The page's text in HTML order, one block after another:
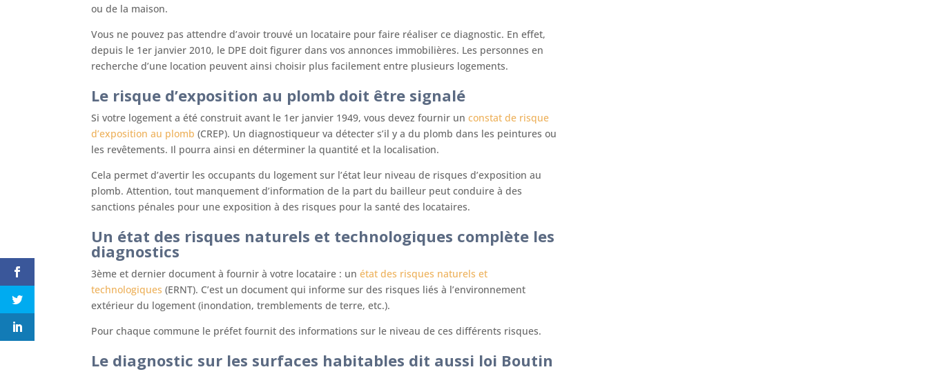
ou de la maison.
Vous ne pouvez pas attendre d’avoir trouvé un locataire pour faire réaliser ce diagnostic. En effet,
depuis le 1er janvier 2010, le DPE doit figurer dans vos annonces immobilières. Les personnes en
recherche d’une location peuvent ainsi choisir plus facilement entre plusieurs logements.
Le risque d’exposition au plomb doit être signalé
Si votre logement a été construit avant le 1er janvier 1949, vous devez fournir un constat de risque
d’exposition au plomb (CREP). Un diagnostiqueur va détecter s’il y a du plomb dans les peintures ou
les revêtements. Il pourra ainsi en déterminer la quantité et la localisation.
Cela permet d’avertir les occupants du logement sur l’état leur niveau de risques d’exposition au
plomb. Attention, tout manquement d’information de la part du bailleur peut conduire à des
sanctions pénales pour une exposition à des risques pour la santé des locataires.
Un état des risques naturels et technologiques complète les
diagnostics
3ème et dernier document à fournir à votre locataire : un état des risques naturels et
technologiques (ERNT). C’est un document qui informe sur des risques liés à l’environnement
extérieur du logement (inondation, tremblements de terre, etc.).
Pour chaque commune le préfet fournit des informations sur le niveau de ces différents risques.
Le diagnostic sur les surfaces habitables dit aussi loi Boutin